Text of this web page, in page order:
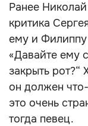
Ранее
критика
ему и Филиппу
«Давайте ему
закрыть
он должен
это очень
тогда певец.